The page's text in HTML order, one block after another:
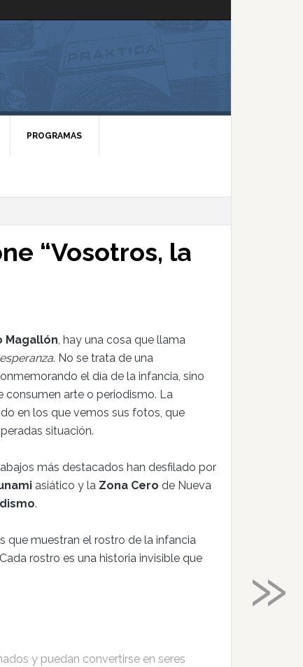
PROGRAMAS
“Vosotros, la
Magallón, hay una cosa que llama
. No se trata de una
el día de la infancia, sino
arte o periodismo. La
en los que vemos sus fotos, que
situación.
más destacados han desfilado por
asiático y la Zona Cero de Nueva
.
que muestran el rostro de la infancia
rostro es una historia invisible que
y puedan convertirse en seres
»